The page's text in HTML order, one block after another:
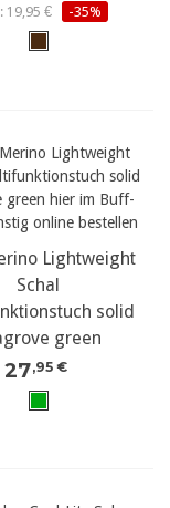
19,95 €
-35%
Lightweight
Schal
solid
green
27,95 €